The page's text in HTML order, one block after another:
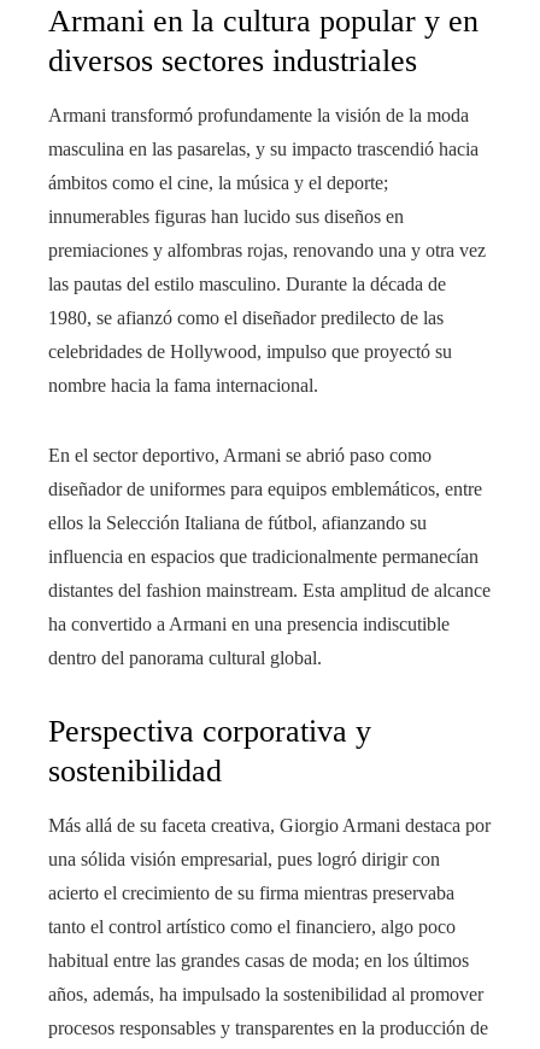
Armani en la cultura popular y en
diversos sectores industriales
Armani transformó profundamente la visión de la moda
masculina en las pasarelas, y su impacto trascendió hacia
ámbitos como el cine, la música y el deporte;
innumerables figuras han lucido sus diseños en
premiaciones y alfombras rojas, renovando una y otra vez
las pautas del estilo masculino. Durante la década de
1980, se afianzó como el diseñador predilecto de las
celebridades de Hollywood, impulso que proyectó su
nombre hacia la fama internacional.
En el sector deportivo, Armani se abrió paso como
diseñador de uniformes para equipos emblemáticos, entre
ellos la Selección Italiana de fútbol, afianzando su
influencia en espacios que tradicionalmente permanecían
distantes del fashion mainstream. Esta amplitud de alcance
ha convertido a Armani en una presencia indiscutible
dentro del panorama cultural global.
Perspectiva corporativa y
sostenibilidad
Más allá de su faceta creativa, Giorgio Armani destaca por
una sólida visión empresarial, pues logró dirigir con
acierto el crecimiento de su firma mientras preservaba
tanto el control artístico como el financiero, algo poco
habitual entre las grandes casas de moda; en los últimos
años, además, ha impulsado la sostenibilidad al promover
procesos responsables y transparentes en la producción de